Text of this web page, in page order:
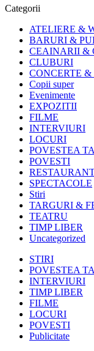
Categorii
ATELIERE &
BARURI &
CEAINARII &
CLUBURI
CONCERTE &
Copii super
Evenimente
EXPOZITII
FILME
INTERVIURI
LOCURI
POVESTEA TA
POVESTI
SPECTACOLE
Stiri
TARGURI &
TEATRU
TIMP LIBER
Uncategorized
STIRI
POVESTEA TA
INTERVIURI
TIMP LIBER
FILME
LOCURI
POVESTI
Publicitate